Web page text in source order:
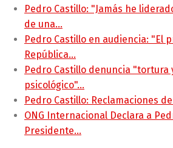
Pedro Castillo: "Jamás he
de una…
Pedro Castillo en audiencia: "El
República…
Pedro Castillo denuncia "tortura
psicológico"…
Pedro Castillo: Reclamaciones
ONG Internacional Declara a
Presidente…